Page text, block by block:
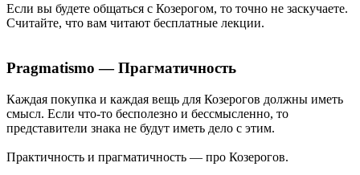
Если вы будете общаться с Козерогом, то точно не заскучаете.
Считайте, что вам читают бесплатные лекции.
Pragmatismo — Прагматичность
Каждая покупка и каждая вещь для Козерогов должны иметь
смысл. Если что-то бесполезно и бессмысленно, то
представители знака не будут иметь дело с этим.
Практичность и прагматичность — про Козерогов.